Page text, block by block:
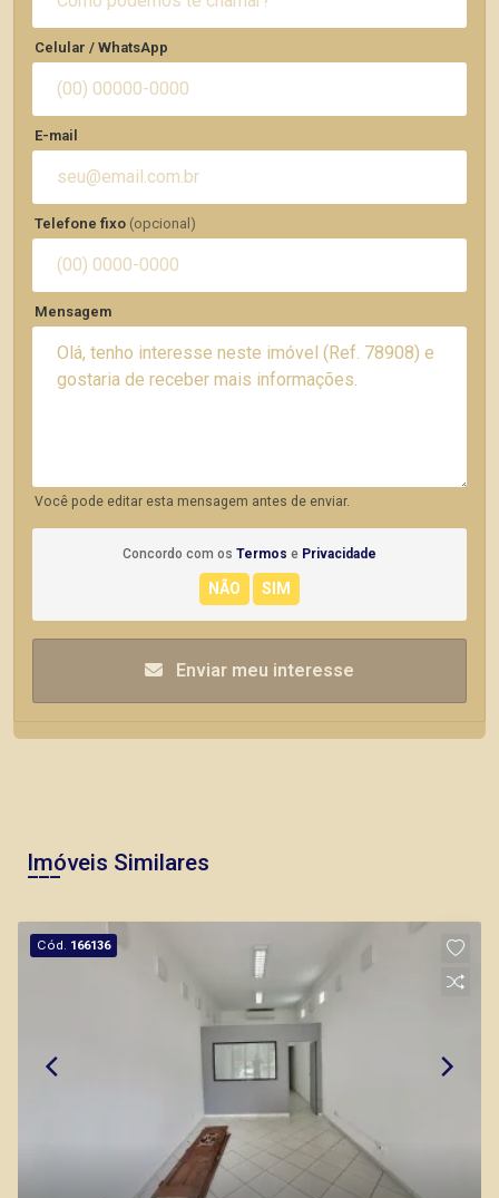
Celular / WhatsApp
E-mail
Telefone fixo (opcional)
Mensagem
Você pode editar esta mensagem antes de enviar.
Concordo com os Termos e Privacidade
Enviar meu interesse
Imóveis Similares
Cód. 166136